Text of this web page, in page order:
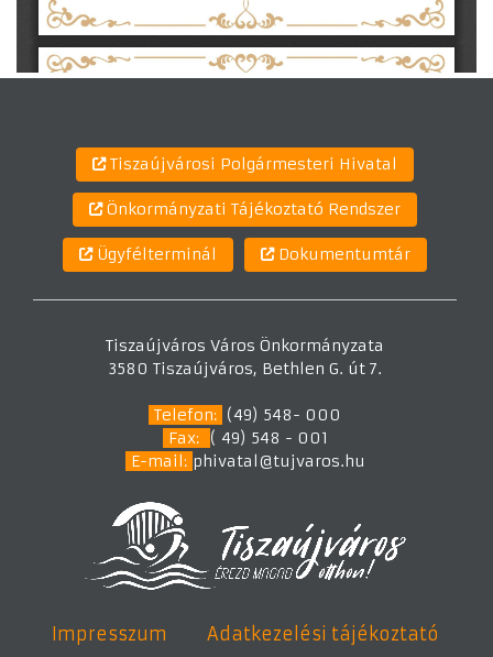
Tiszaújvárosi Polgármesteri Hivatal
Önkormányzati Tájékoztató Rendszer
Ügyfélterminál Dokumentumtár
Tiszaújváros Város Önkormányzata
3580 Tiszaújváros, Bethlen G. út 7.
Telefon: (49) 548- 000
Fax: ( 49) 548 - 001
E-mail: phivatal@tujvaros.hu
Impresszum Adatkezelési tájékoztató